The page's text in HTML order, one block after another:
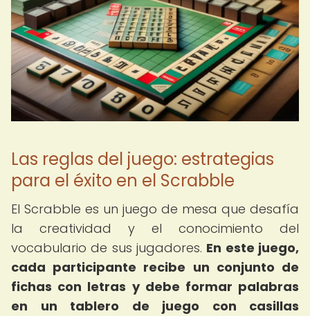
Las reglas del juego: estrategias
para el éxito en el Scrabble
El Scrabble es un juego de mesa que desafía
la creatividad y el conocimiento del
vocabulario de sus jugadores. En este juego,
cada participante recibe un conjunto de
fichas con letras y debe formar palabras
en un tablero de juego con casillas